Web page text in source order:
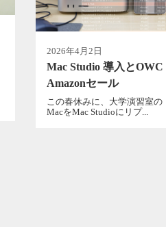
2026年4月2日
Mac Studio 導入とOWC
Amazonセール
この春休みに、大学演習室の
MacをMac Studioにリプ...